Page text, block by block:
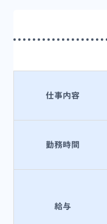
仕事内容
勤務時間
給与